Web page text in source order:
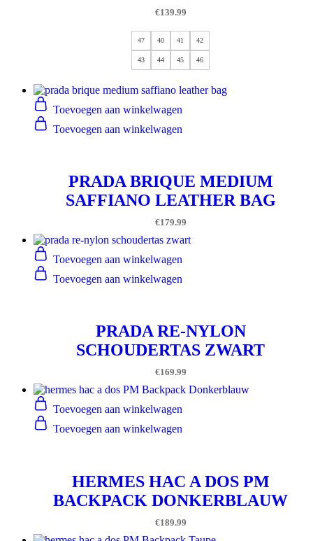
€139.99
47 40 41 42
43 44 45 46
Toevoegen aan winkelwagen
Toevoegen aan winkelwagen
PRADA BRIQUE MEDIUM
SAFFIANO LEATHER BAG
€179.99
Toevoegen aan winkelwagen
Toevoegen aan winkelwagen
PRADA RE-NYLON
SCHOUDERTAS ZWART
€169.99
Toevoegen aan winkelwagen
Toevoegen aan winkelwagen
HERMES HAC A DOS PM
BACKPACK DONKERBLAUW
€189.99